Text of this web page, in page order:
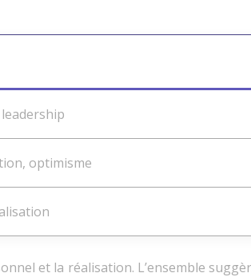
optimisme
et la réalisation. L’ensemble